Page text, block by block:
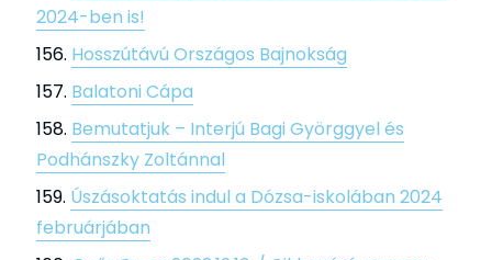
2024-ben is!
Hosszútávú Országos Bajnokság
Balatoni Cápa
Bemutatjuk – Interjú Bagi Györggyel és
Podhánszky Zoltánnal
Úszásoktatás indul a Dózsa-iskolában 2024
februárjában